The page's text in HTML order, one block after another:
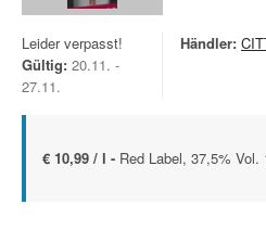
Leider verpasst!
Gültig: 20.11. -
27.11.
Händler:
€ 10,99 / l - Red Label, 37,5% Vol.